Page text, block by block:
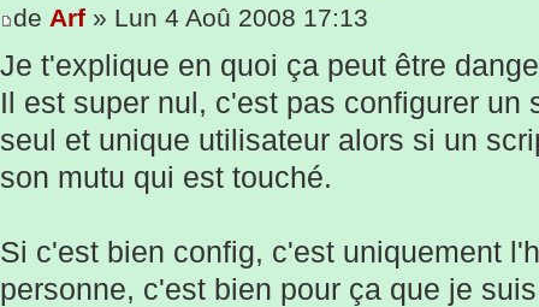
de Arf » Lun 4 Aoû 2008 17:13
Je t'explique en quoi ça peut être
Il est super nul, c'est pas configurer un
seul et unique utilisateur alors si un
son mutu qui est touché.
Si c'est bien config, c'est uniquement
personne, c'est bien pour ça que je